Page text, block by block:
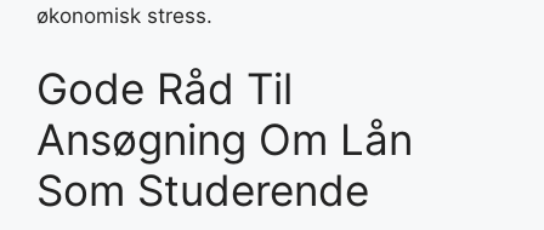
økonomisk stress.
Gode Råd Til
Ansøgning Om Lån
Som Studerende